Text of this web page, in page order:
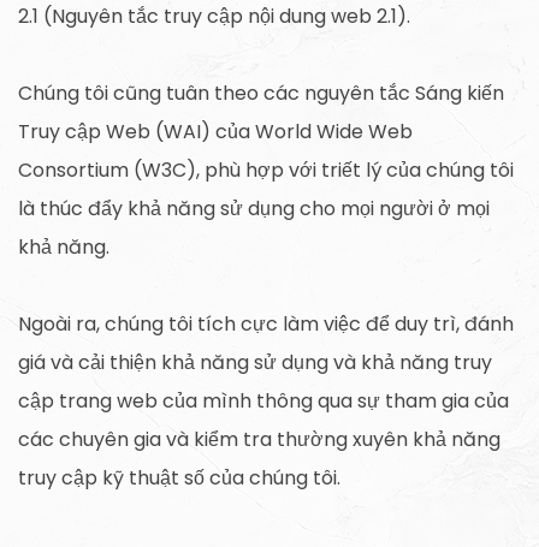
2.1 (Nguyên tắc truy cập nội dung web 2.1).
Chúng tôi cũng tuân theo các nguyên tắc Sáng kiến
Truy cập Web (WAI) của World Wide Web
Consortium (W3C), phù hợp với triết lý của chúng tôi
là thúc đẩy khả năng sử dụng cho mọi người ở mọi
khả năng.
Ngoài ra, chúng tôi tích cực làm việc để duy trì, đánh
giá và cải thiện khả năng sử dụng và khả năng truy
cập trang web của mình thông qua sự tham gia của
các chuyên gia và kiểm tra thường xuyên khả năng
truy cập kỹ thuật số của chúng tôi.